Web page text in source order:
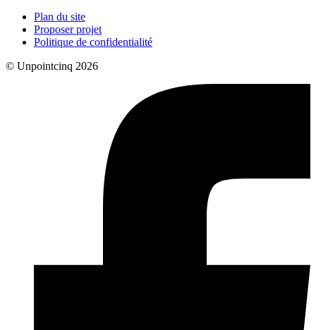
Plan du site
Proposer projet
Politique de confidentialité
© Unpointcinq 2026